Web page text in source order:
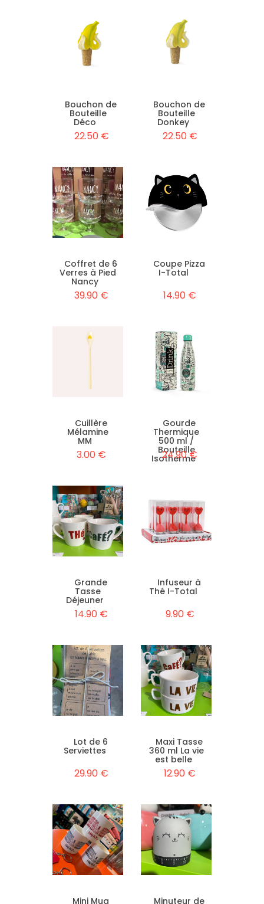
Bouchon de
Bouteille
Déco
22.50 €
Bouchon de
Bouteille
Donkey
22.50 €
Coffret de 6
Verres à Pied
Nancy
39.90 €
Coupe Pizza
I-Total
14.90 €
Cuillère
Mélamine
MM
3.00 €
Gourde
Thermique
500 ml /
Bouteille
Isotherme
24.90 €
Grande
Tasse
Déjeuner
14.90 €
Infuseur à
Thé I-Total
9.90 €
Lot de 6
Serviettes
29.90 €
Maxi Tasse
360 ml La vie
est belle
12.90 €
Mini Mug Minuteur de